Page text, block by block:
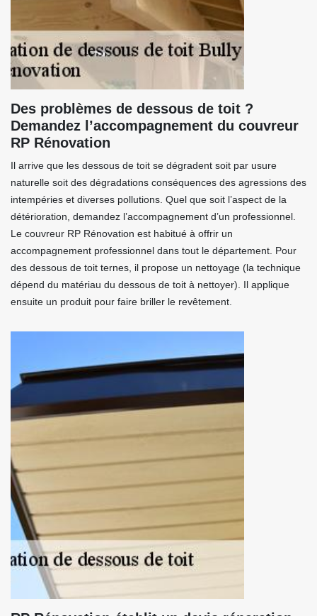
Des problèmes de dessous de toit ?
Demandez l’accompagnement du couvreur
RP Rénovation
Il arrive que les dessous de toit se dégradent soit par usure
naturelle soit des dégradations conséquences des agressions des
intempéries et diverses pollutions. Quel que soit l’aspect de la
détérioration, demandez l’accompagnement d’un professionnel.
Le couvreur RP Rénovation est habitué à offrir un
accompagnement professionnel dans tout le département. Pour
des dessous de toit ternes, il propose un nettoyage (la technique
dépend du matériau du dessous de toit à nettoyer). Il applique
ensuite un produit pour faire briller le revêtement.